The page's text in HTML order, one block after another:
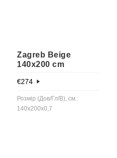
Zagreb Beige
140x200 cm
€274
Розмір (Дов/Гл/В), см.:
140x200x0,7